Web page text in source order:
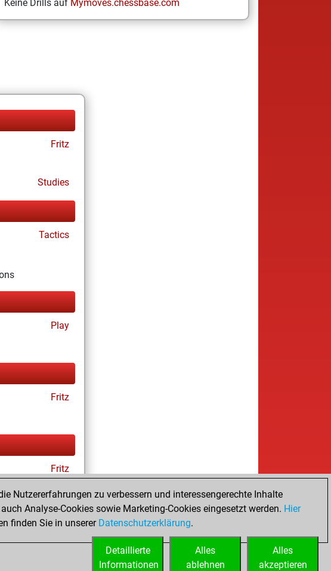
Keine Drills auf Mymoves.chessbase.com
Fritz
Studies
Tactics
Play
Fritz
Fritz
Studies
Nutzererfahrungen zu verbessern und interessengerechte Inhalte
Analyse-Cookies sowie Marketing-Cookies eingesetzt werden. Hier
finden Sie in unserer Datenschutzerklärung.
Alles
akzeptieren
Alles
ablehnen
Detaillierte
Informationen